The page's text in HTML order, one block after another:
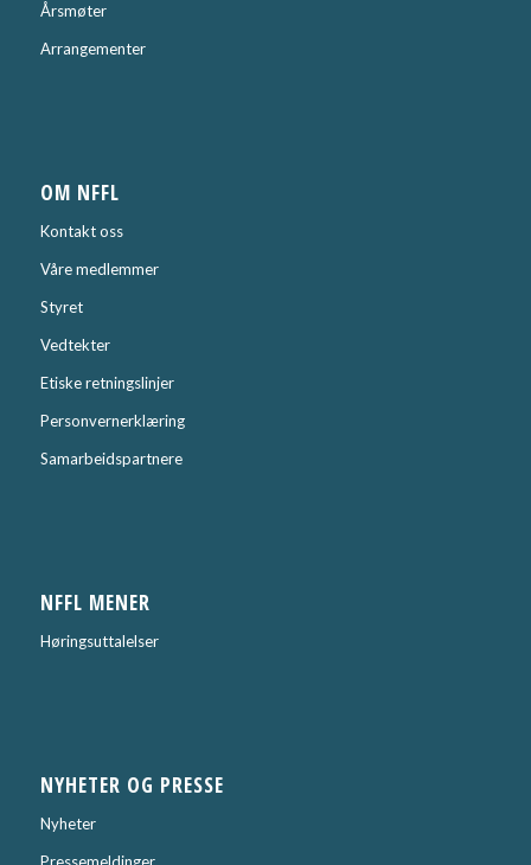
Årsmøter
Arrangementer
OM NFFL
Kontakt oss
Våre medlemmer
Styret
Vedtekter
Etiske retningslinjer
Personvernerklæring
Samarbeidspartnere
NFFL MENER
Høringsuttalelser
NYHETER OG PRESSE
Nyheter